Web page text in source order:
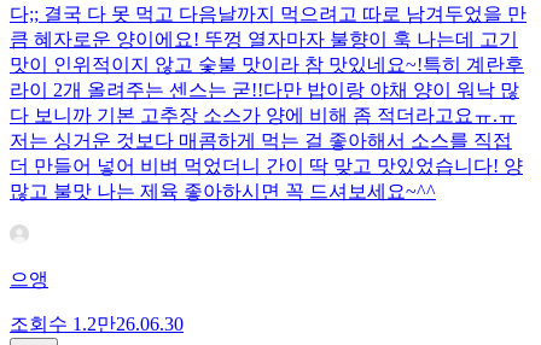
다;; 결국 다 못 먹고 다음날까지 먹으려고 따로 남겨두었을 만
큼 혜자로운 양이에요! 뚜껑 열자마자 불향이 훅 나는데 고기
맛이 인위적이지 않고 숯불 맛이라 참 맛있네요~!특히 계란후
라이 2개 올려주는 센스는 굳!! ​다만 밥이랑 야채 양이 워낙 많
다 보니까 기본 고추장 소스가 양에 비해 좀 적더라고요ㅠ.ㅠ
저는 싱거운 것보다 매콤하게 먹는 걸 좋아해서 소스를 직접
더 만들어 넣어 비벼 먹었더니 간이 딱 맞고 맛있었습니다! 양
많고 불맛 나는 제육 좋아하시면 꼭 드셔보세요~^^
으앵
조회수 1.2만26.06.30